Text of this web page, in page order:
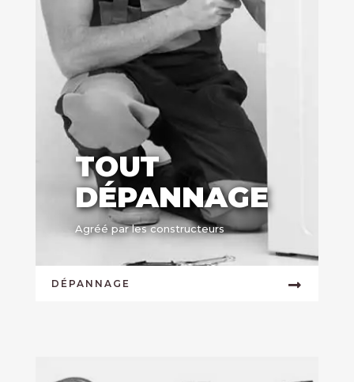
TOUT
DÉPANNAGE
Agréé par les constructeurs
DÉPANNAGE